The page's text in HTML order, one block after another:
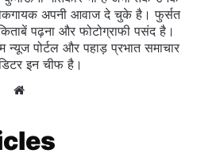
अपनी आवाज दे चुके है। फुर्सत
पढ़ना और फोटोग्राफी पसंद है।
न्यूज पोर्टल और पहाड़ प्रभात समाचार
इन चीफ है।
Website